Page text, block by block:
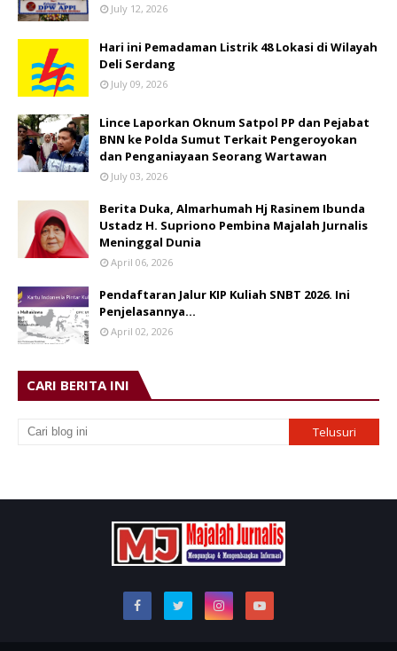
July 12, 2026
Hari ini Pemadaman Listrik 48 Lokasi di Wilayah
Deli Serdang
July 09, 2026
Lince Laporkan Oknum Satpol PP dan Pejabat
BNN ke Polda Sumut Terkait Pengeroyokan
dan Penganiayaan Seorang Wartawan
July 03, 2026
Berita Duka, Almarhumah Hj Rasinem Ibunda
Ustadz H. Supriono Pembina Majalah Jurnalis
Meninggal Dunia
April 06, 2026
Pendaftaran Jalur KIP Kuliah SNBT 2026. Ini
Penjelasannya…
April 02, 2026
CARI BERITA INI